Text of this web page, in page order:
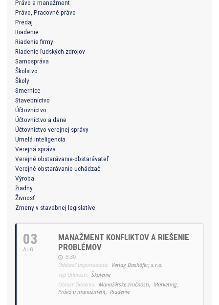
Právo a manažment
Právo, Pracovné právo
Predaj
Riadenie
Riadenie firmy
Riadenie ľudských zdrojov
Samospráva
Školstvo
Školy
Smernice
Stavebníctvo
Účtovníctvo
Účtovníctvo a dane
Účtovníctvo verejnej správy
Umelá inteligencia
Verejná správa
Verejné obstarávanie-obstarávateľ
Verejné obstarávanie-uchádzač
Výroba
žiadny
Živnosť
Zmeny v stavebnej legislatíve
03
AUG
MANAŽMENT KONFLIKTOV A RIEŠENIE
PROBLÉMOV
8:30
Udalosť usporiadaná: Verlag Dashöfer, s.r.o.
Typ Udalosti: Školenie
Oblasť školenia: Manažérske zručnosti, Marketing,
Právo a manažment, Riadenie